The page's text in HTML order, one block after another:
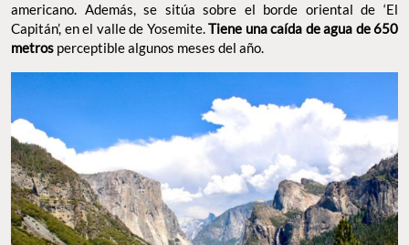
americano. Además, se sitúa sobre el borde oriental de ‘El
Capitán’, en el valle de Yosemite.Tiene una caída de agua de 650
metros perceptible algunos meses del año.